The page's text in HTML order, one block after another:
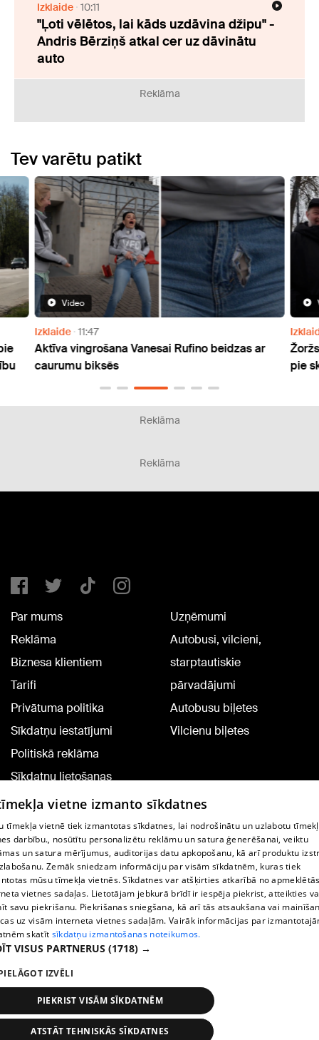
Izklaide 10:11
"Ļoti vēlētos, lai kāds uzdāvina džipu" -
Andris Bērziņš atkal cer uz dāvinātu
auto
Reklāma
Tev varētu patikt
Video
Izklaide 11:47
Aktīva vingrošana Vanesai Rufino beidzas ar
caurumu biksēs
pie
Reklāma
Reklāma
Par mums
Reklāma
Biznesa klientiem
Tarifi
Privātuma politika
Sīkdatņu iestatījumi
Politiskā reklāma
Sīkdatņu lietošanas
noteikumi
Komentāru pievienošana
Uzņēmumi
Autobusi, vilcieni,
starptautiskie
pārvadājumi
Autobusu biļetes
Vilcienu biļetes
TV programma
Līguma noteikumi
360 Ziņu kontakti
Helio Media
Portāla palīdzības dienests: e-pasts -
All rights reserved.
vietne izmanto sīkdatnes
tīmekļa vietnē tiek izmantotas sīkdatnes, lai nodrošinātu un uzlabotu
darbību., nosūtītu personalizētu reklāmu un satura ģenerēšanai, veiktu
un satura mērījumus, auditorijas datu apkopošanu, kā arī produktu
Zemāk sniedzam informāciju par visām sīkdatnēm, kuras tiek
mūsu tīmekļa vietnēs. Sīkdatnes var atšķirties atkarībā no
vietnes sadaļas. Lietotājam jebkurā brīdī ir iespēja piekrist, atteikties
savu piekrišanu. Piekrišanas sniegšana, kā arī tās atsaukšana vai
uz visām interneta vietnes sadaļām. Vairāk informācijas par
skatīt sīkdatņu izmantošanas noteikumos.
VISUS PARTNERUS (1718) →
IZVĒLI
PIEKRIST VISĀM SĪKDATNĒM
ATSTĀT TEHNISKĀS SĪKDATNES